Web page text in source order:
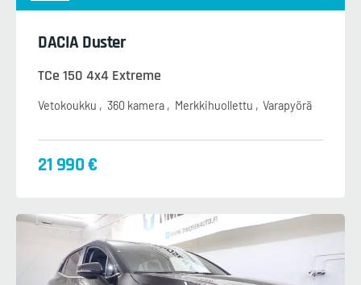
DACIA Duster
TCe 150 4x4 Extreme
Vetokoukku 360 kamera Merkkihuollettu Varapyörä
21 990 €